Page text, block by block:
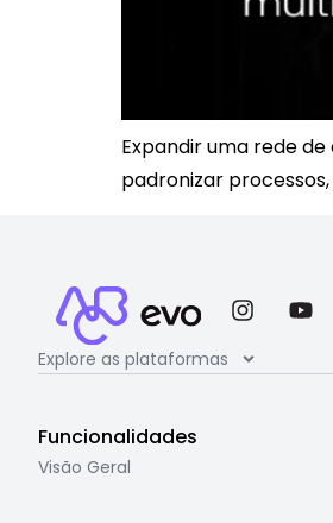
Expandir uma rede
padronizar
Explore as plataformas
Funcionalidades
Visão Geral